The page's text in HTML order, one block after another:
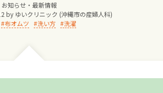
お知らせ・最新情報
by ゆいクリニック (沖縄市の産婦人科)
布オムツ 洗い方 洗濯
リニックの経営理念
診療料金
妊婦健診